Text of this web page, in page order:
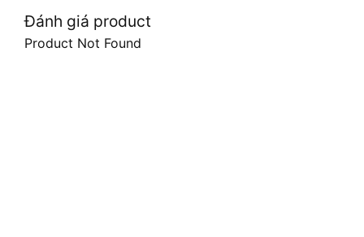
Đánh giá product
Product Not Found